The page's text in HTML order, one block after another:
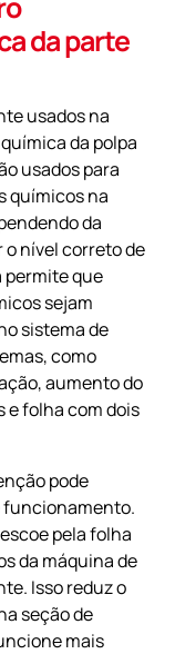
da parte
usados na
da polpa
usados para
químicos na
da
nível correto de
permite que
sejam
sistema de
como
aumento do
e folha com dois
pode
funcionamento.
pela folha
da máquina de
Isso reduz o
seção de
mais